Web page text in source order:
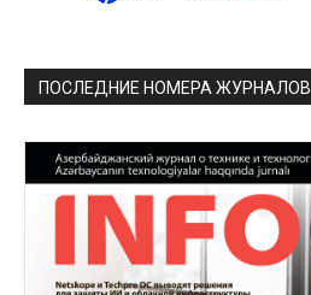
ПОСЛЕДНИЕ НОМЕРА ЖУРНАЛОВ